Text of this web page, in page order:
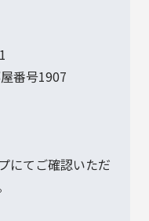
番号1907
にてご確認いただ